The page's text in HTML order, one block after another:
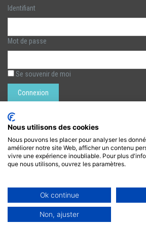
Identifiant
Mot de passe
Se souvenir de moi
Rechercher :
LÉZARTS DE LA BIÈVRE
https://www.lezarts-bievre.com
Nous utilisons des cookies
Nous pouvons les placer pour analyser les
améliorer notre site Web, afficher un contenu
vivre une expérience inoubliable. Pour plus
que nous utilisons, ouvrez les paramètres.
Ok continue
Non, ajuster